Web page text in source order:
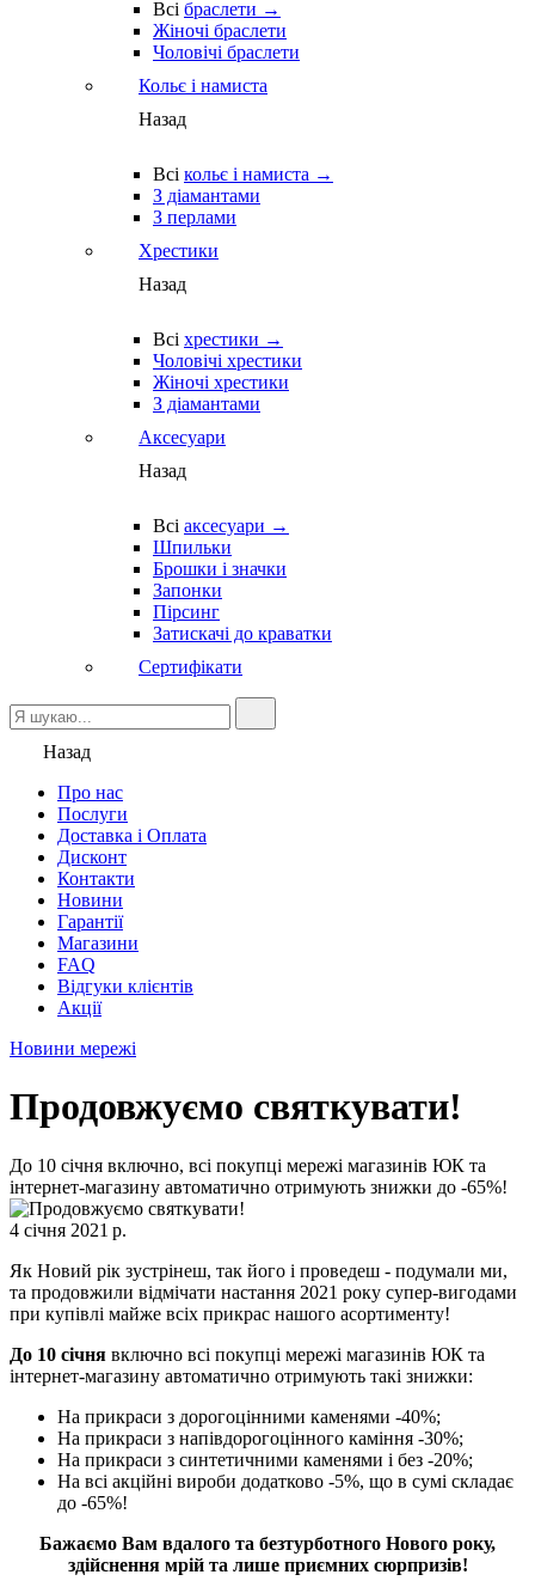
Всі браслети →
Жіночі браслети
Чоловічі браслети
Кольє і намиста
Назад
Всі кольє і намиста →
З діамантами
З перлами
Хрестики
Назад
Всі хрестики →
Чоловічі хрестики
Жіночі хрестики
З діамантами
Аксесуари
Назад
Всі аксесуари →
Шпильки
Брошки і значки
Запонки
Пірсинг
Затискачі до краватки
Сертифікати
Назад
Про нас
Послуги
Доставка і Оплата
Дисконт
Контакти
Новини
Гарантії
Магазини
FAQ
Відгуки клієнтів
Акції
Новини мережі
Продовжуємо святкувати!
До 10 січня включно, всі покупці мережі магазинів ЮК та
інтернет-магазину автоматично отримують знижки до -65%!
4 січня 2021 р.
Як Новий рік зустрінеш, так його і проведеш - подумали ми,
та продовжили відмічати настання 2021 року супер-вигодами
при купівлі майже всіх прикрас нашого асортименту!
До 10 січня включно всі покупці мережі магазинів ЮК та
інтернет-магазину автоматично отримують такі знижки:
На прикраси з дорогоцінними каменями -40%;
На прикраси з напівдорогоцінного каміння -30%;
На прикраси з синтетичними каменями і без -20%;
На всі акційні вироби додатково -5%, що в сумі складає
до -65%!
Бажаємо Вам вдалого та безтурботного Нового року,
здійснення мрій та лише приємних сюрпризів!